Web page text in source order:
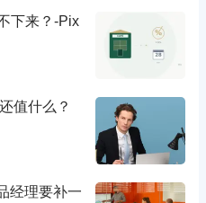
下来？-Pix
值什么？
经理要补一